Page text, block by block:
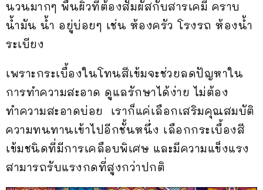
นวนมากๆ พื้นผิวที่ต้องสัมผัสกับสารเคมี คราบ
น้ำมัน น้ำ อยู่บ่อยๆ เช่น ห้องครัว โรงรถ ห้องน้ำ
ระเบียง
เพราะกระเบื้องในโทนสีเข้มจะช่วยลดปัญหาใน
การทำความสะอาด ดูแลรักษาได้ง่าย ไม่ต้อง
ทำความสะอาดบ่อย เราก็แค่เลือกเสริมคุณสมบัติ
ความทนทานเข้าไปอีกชั้นหนึ่ง เลือกกระเบื้องสี
เข้มชนิดที่มีการเคลือบพิเศษ และมีความแข็งแรง
สามารถรับแรงกดที่สูงกว่าปกติ